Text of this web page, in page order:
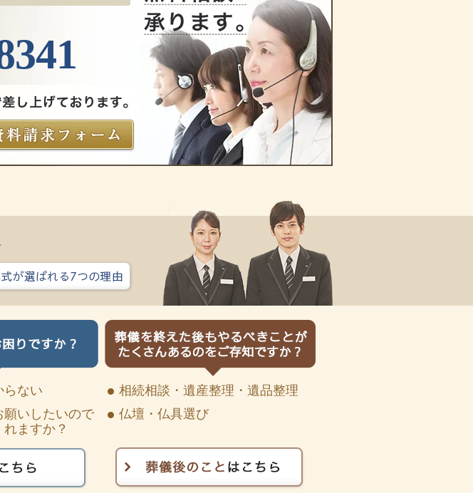
らない
いしたいので
ますか？
相続相談・遺産整理・遺品整理
仏壇・仏具選び